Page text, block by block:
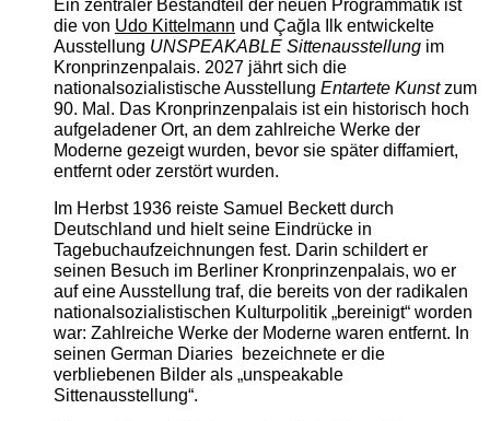
Ein zentraler Bestandteil der neuen Programmatik ist
die von Udo Kittelmann und Çağla Ilk entwickelte
Ausstellung UNSPEAKABLE Sittenausstellungim
Kronprinzenpalais. 2027 jährt sich die
nationalsozialistische Ausstellung Entartete Kunstzum
90. Mal. Das Kronprinzenpalais ist ein historisch hoch
aufgeladener Ort, an dem zahlreiche Werke der
Moderne gezeigt wurden, bevor sie später diffamiert,
entfernt oder zerstört wurden.
Im Herbst 1936 reiste Samuel Beckett durch
Deutschland und hielt seine Eindrücke in
Tagebuchaufzeichnungen fest. Darin schildert er
seinen Besuch im Berliner Kronprinzenpalais, wo er
auf eine Ausstellung traf, die bereits von der radikalen
nationalsozialistischen Kulturpolitik „bereinigt“ worden
war: Zahlreiche Werke der Moderne waren entfernt. In
seinen German Diaries bezeichnete er die
verbliebenen Bilder als „unspeakable
Sittenausstellung“.